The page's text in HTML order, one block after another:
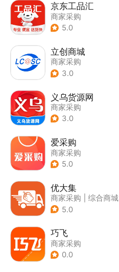
京东工品汇
商家采购
5.0
立创商城
商家采购
3.0
义乌货源网
商家采购
3.0
爱采购
商家采购
5.0
优大集
商家采购
综合商城
5.0
巧飞
商家采购
0.0